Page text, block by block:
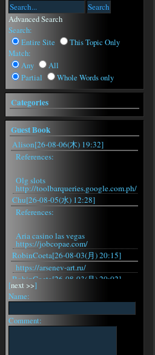
Advanced Search
Search:
Entire Site
This Topic Only
Match:
Any
All
Partial
Whole Words only
Categories
Guest Book
Alison[26-08-06(木) 19:32]
References:
Olg slots
http://toolbarqueries.google.com.ph/
Chu[26-08-05(水) 12:28]
References:
Aria casino las vegas
https://jobcopae.com/
RobinCoeta[26-08-03(月) 20:15]
https://arsenev-art.ru/
RobinCoeta[26-08-03(月) 20:02]
https://arsenev-art.ru/
RobinCoeta[26-08-03(月) 19:29]
https://arsenev-art.ru/
RobinCoeta[26-08-03(月) 18:31]
[next >>]
Name:
Comment: